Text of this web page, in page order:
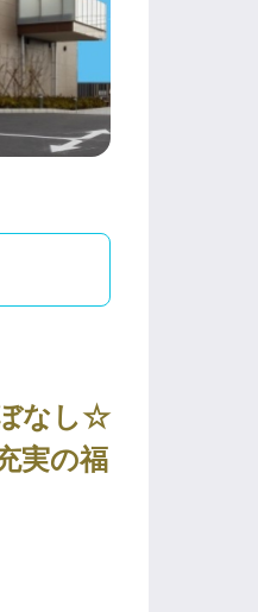
なし☆
実の福